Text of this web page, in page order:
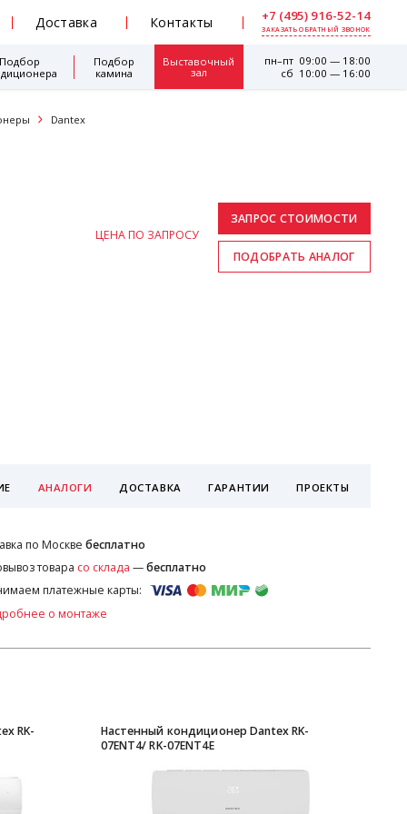
Доставка Контакты +7 (495) 916-52-14
ЗАКАЗАТЬ ОБРАТНЫЙ ЗВОНОК
Подбор
Подбор
камина
Выставочный
зал
пн–пт 09:00 — 18:00
сб 10:00 — 16:00
Dantex
ЦЕНА ПО ЗАПРОСУ
АНАЛОГИ ДОСТАВКА ГАРАНТИИ ПРОЕКТЫ
по Москве бесплатно
товара со склада —бесплатно
платежные карты:
о монтаже
RK-
Настенный кондиционер Dantex RK-
07ENT4/ RK-07ENT4E